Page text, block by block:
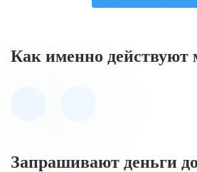
Как именно
Запрашивают деньги